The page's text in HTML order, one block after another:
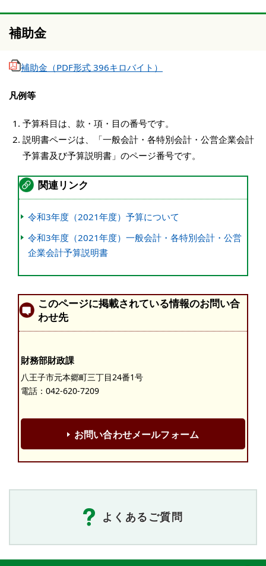
補助金
補助金（PDF形式 396キロバイト）
凡例等
予算科目は、款・項・目の番号です。
説明書ページは、「一般会計・各特別会計・公営企業会計
予算書及び予算説明書」のページ番号です。
関連リンク
令和3年度（2021年度）予算について
令和3年度（2021年度）一般会計・各特別会計・公営
企業会計予算説明書
このページに掲載されている情報のお問い合
わせ先
財務部財政課
八王子市元本郷町三丁目24番1号
電話： 042-620-7209
お問い合わせメールフォーム
よくあるご質問